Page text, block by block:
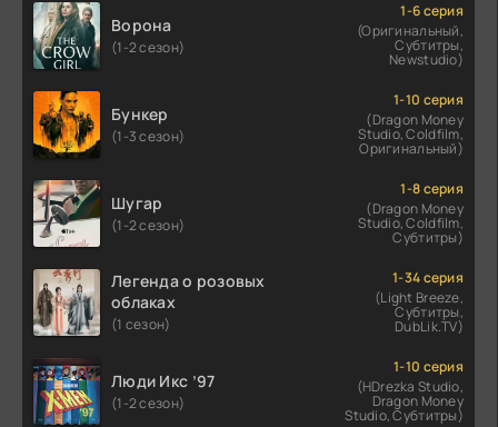
Ворона
(1-2 сезон)
1-6 серия
(Оригинальный,
Субтитры,
Newstudio)
Бункер
(1-3 сезон)
1-10 серия
(Dragon Money
Studio, Coldfilm,
Оригинальный)
Шугар
(1-2 сезон)
1-8 серия
(Dragon Money
Studio, Coldfilm,
Субтитры)
Легенда о розовых
облаках
(1 сезон)
1-34 серия
(Light Breeze,
Субтитры,
DubLik.TV)
Люди Икс ’97
(1-2 сезон)
1-10 серия
(HDrezka Studio,
Dragon Money
Studio, Субтитры)